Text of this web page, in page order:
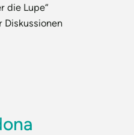
die Lupe“
Diskussionen